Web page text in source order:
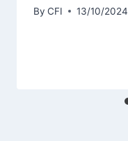
By CFI 13/10/2024